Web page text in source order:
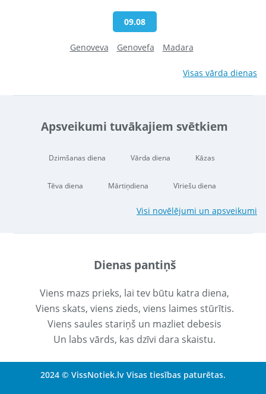
09.08
Genoveva Genovefa Madara
Visas vārda dienas
Apsveikumi tuvākajiem svētkiem
Dzimšanas diena Vārda diena Kāzas
Tēva diena Mārtiņdiena Vīriešu diena
Visi novēlējumi un apsveikumi
Dienas pantiņš
Viens mazs prieks, lai tev būtu katra diena,
Viens skats, viens zieds, viens laimes stūrītis.
Viens saules stariņš un mazliet debesis
Un labs vārds, kas dzīvi dara skaistu.
2024 © VissNotiek.lv Visas tiesības paturētas.